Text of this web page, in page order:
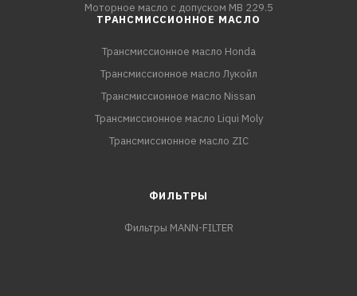
Моторное масло с допуском MB 229.5
ТРАНСМИССИОННОЕ МАСЛО
Трансмиссионное масло Honda
Трансмиссионное масло Лукойл
Трансмиссионное масло Nissan
Трансмиссионное масло Liqui Moly
Трансмиссионное масло ZIC
ФИЛЬТРЫ
Фильтры MANN-FILTER